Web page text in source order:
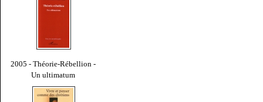
2005 - Théorie-Rébellion -
Un ultimatum